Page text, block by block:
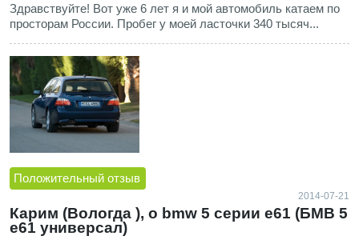
Здравствуйте! Вот уже 6 лет я и мой автомобиль катаем по
просторам России. Пробег у моей ласточки 340 тысяч...
Положительный отзыв
2014-07-21
Карим (Вологда ), о bmw 5 серии e61 (БМВ 5
е61 универсал)